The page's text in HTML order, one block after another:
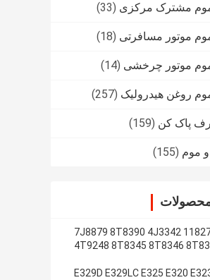
مشترک مرکزی (33)
موتور مسافرتی (18)
موتور چرخشی (14)
روغن هیدرولیک (257)
پاک کن (159)
(155)
محصولات
1182724 7J8879 8T8390 4J3342
4T9248 8T8345 8T8346
E329D E329LC E325 E320